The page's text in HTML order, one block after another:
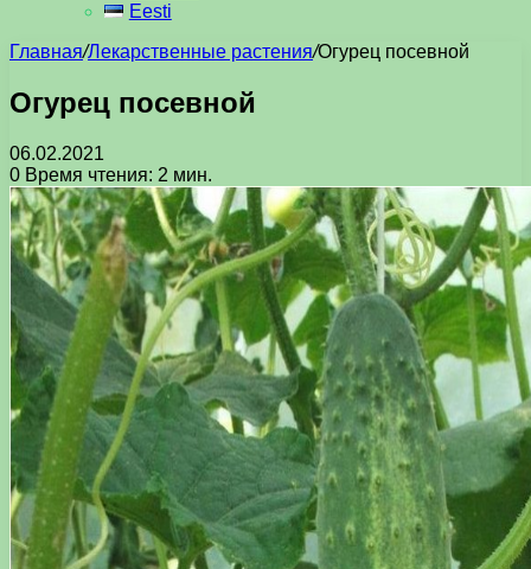
Eesti
Главная/Лекарственные растения/Огурец посевной
Огурец посевной
06.02.2021
0 Время чтения: 2 мин.